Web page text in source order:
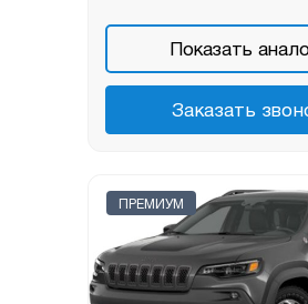
Показать
Заказать
ПРЕМИУМ